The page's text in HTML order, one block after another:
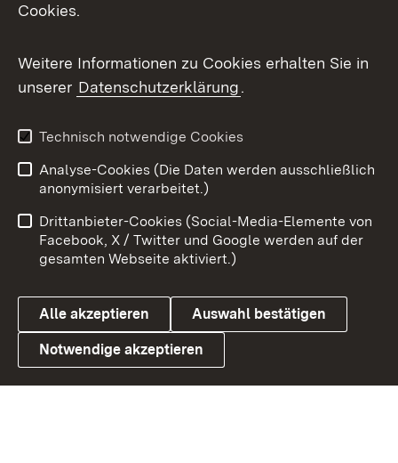
Messenger
Social Wall
X / Twitter
Youtube
Link zum Landesportal
Benutzungshinweise
Barrierefreiheit
Datenschutz
Cookies
Cookies.
Weitere Informationen zu Cookies erhalten Sie in
unserer Datenschutzerklärung.
Technisch notwendige Cookies
Analyse-Cookies (Die Daten werden ausschließlich
anonymisiert verarbeitet.)
Drittanbieter-Cookies (Social-Media-Elemente von
Facebook, X / Twitter und Google werden auf der
gesamten Webseite aktiviert.)
Alle akzeptieren Auswahl bestätigen
Notwendige akzeptieren